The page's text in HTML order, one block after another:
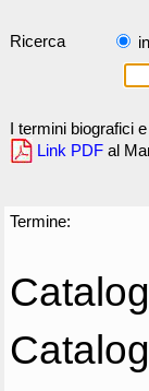
Ricerca
I termini biografici
Link PDF al
Termine: